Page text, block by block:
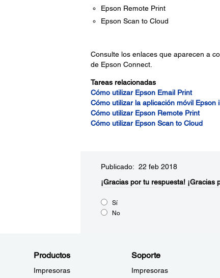
Epson Remote Print
Epson Scan to Cloud
Consulte los enlaces que aparecen a
de Epson Connect.
Tareas relacionadas
Cómo utilizar Epson Email Print
Cómo utilizar la aplicación móvil Epson
Cómo utilizar Epson Remote Print
Cómo utilizar Epson Scan to Cloud
Publicado: 22 feb 2018
¡Gracias por tu respuesta! ¡Gracias
Sí
No
Productos
Impresoras
Soporte
Impresoras